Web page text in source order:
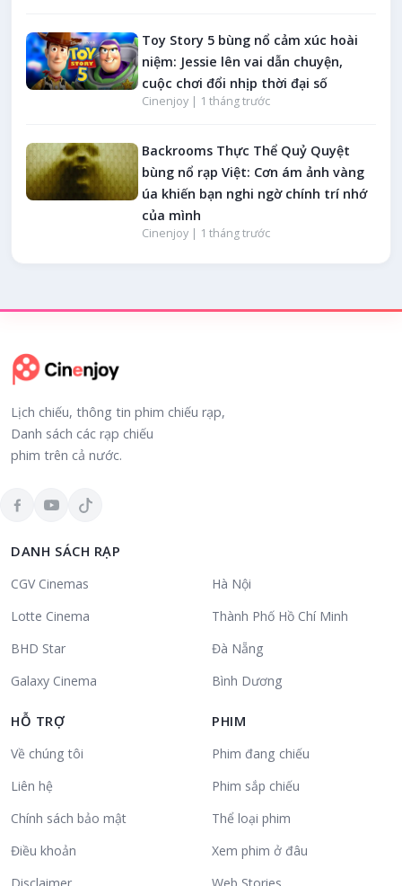
Toy Story 5 bùng nổ cảm xúc hoài
niệm: Jessie lên vai dẫn chuyện,
cuộc chơi đổi nhịp thời đại số
Cinenjoy | 1 tháng trước
Backrooms Thực Thể Quỷ Quyệt
bùng nổ rạp Việt: Cơn ám ảnh vàng
úa khiến bạn nghi ngờ chính trí nhớ
của mình
Cinenjoy | 1 tháng trước
Lịch chiếu, thông tin phim chiếu rạp,
Danh sách các rạp chiếu
phim trên cả nước.
DANH SÁCH RẠP
CGV Cinemas
Lotte Cinema
BHD Star
Galaxy Cinema
Hà Nội
Thành Phố Hồ Chí Minh
Đà Nẵng
Bình Dương
HỖ TRỢ
Về chúng tôi
Liên hệ
Chính sách bảo mật
Điều khoản
PHIM
Phim đang chiếu
Phim sắp chiếu
Thể loại phim
Xem phim ở đâu